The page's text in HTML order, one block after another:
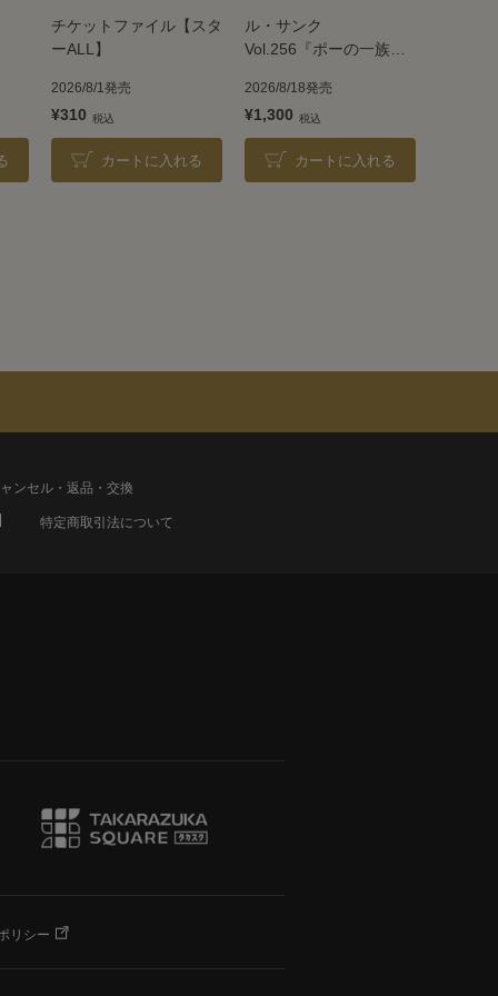
チケットファイル【スタ
ーALL】
2026/8/1発売
¥310
カートに入れる
ル・サンク
Vol.256『ポーの一族』
2026/8/18発売
¥1,300
カートに入れる
ンセル・返品・交換
特定商取引法について
リシー